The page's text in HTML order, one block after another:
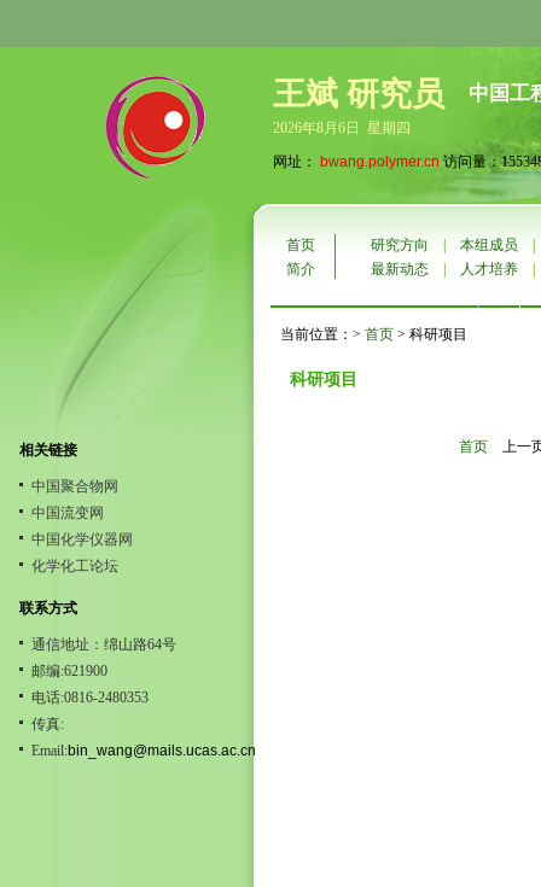
王斌 研究员 中国工
2026年8月6日 星期四
网址： bwang.polymer.cn访问量：
相关链接
中国聚合物网
中国流变网
中国化学仪器网
化学化工论坛
联系方式
通信地址：绵山路64号
邮编:621900
电话:0816-2480353
传真:
Email:bin_wang@mails.ucas.ac.cn
首页 研究方向 本组成员
简介
最新动态 人才培养
当前位置：> 首页 > 科研项目
科研项目
首页 上一